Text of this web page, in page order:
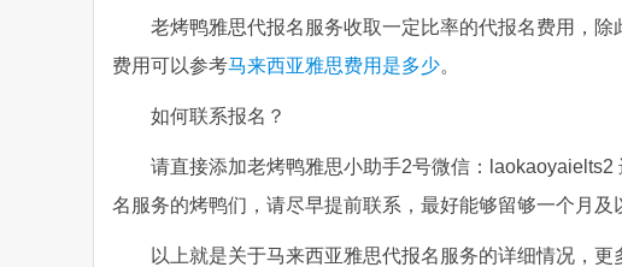
老烤鸭雅思代报名服务收取一定比率的代报名费用，
费用可以参考马来西亚雅思费用是多少。
如何联系报名？
请直接添加老烤鸭雅思小助手2号微信：
名服务的烤鸭们，请尽早提前联系，最好能够留够一个月及
以上就是关于马来西亚雅思代报名服务的详细情况，